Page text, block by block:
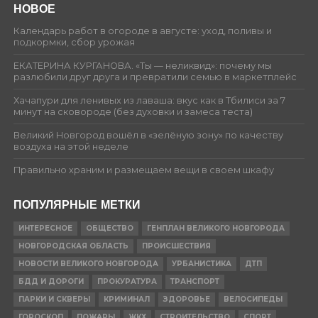
НОВОЕ
Календарь работ в огороде в августе: уход, поливы и
подкормки, сбор урожая
ЕКАТЕРИНА КУРГАНОВА. «Ты — неликвид»: почему мы
разлюбили друг друга и превратили семью в маркетплейс
Хачапури для ленивых из лаваша: вкус как в Тбилиси за 7
минут на сковороде (без духовки и замеса теста)
Великий Новгород вошёл в «зелёную зону» по качеству
воздуха на этой неделе
Правильно храним и размещаем вещи в своем шкафу
ПОПУЛЯРНЫЕ МЕТКИ
ИНТЕРЕСНОЕ ОБЩЕСТВО
ГЕНПЛАН ВЕЛИКОГО НОВГОРОДА
НОВГОРОДСКАЯ ОБЛАСТЬ
ПРОИСШЕСТВИЯ
НОВОСТИ ВЕЛИКОГО НОВГОРОДА
УРБАНИСТИКА
ДТП
БДД И ДОРОГИ
ПРОКУРАТУРА
ТРАНСПОРТ
ПАРКИ И СКВЕРЫ
КРИМИНАЛ ЗДОРОВЬЕ
ВЕЛОСИПЕДЫ